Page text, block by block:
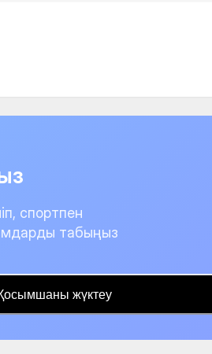
спортпен
табыңыз
жүктеу